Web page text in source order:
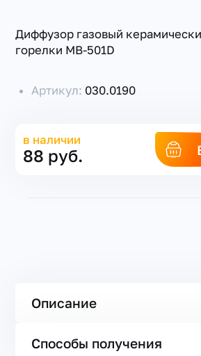
Диффузор газовый
горелки MB-501D
Артикул: 030.0190
в наличии
88 руб.
Описание
Способы получения